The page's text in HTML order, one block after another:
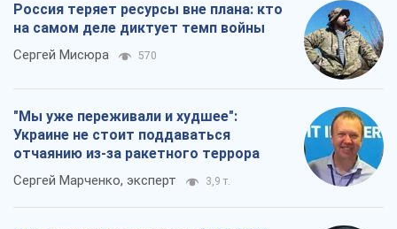
Россия теряет ресурсы вне плана: кто
на самом деле диктует темп войны
Сергей Мисюра 570
"Мы уже переживали и худшее":
Украине не стоит поддаваться
отчаянию из-за ракетного террора
Сергей Марченко, эксперт 3,9 т.